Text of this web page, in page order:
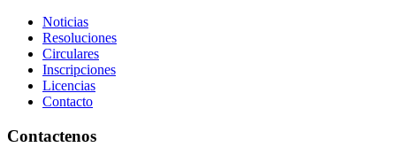
Noticias
Resoluciones
Circulares
Inscripciones
Licencias
Contacto
Contactenos